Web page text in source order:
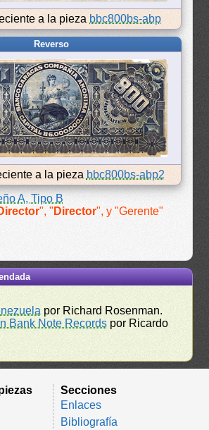
a la pieza bbc800bs-abp
Reverso
a la pieza bbc800bs-abp2
A, Tipo B
", " Director", y "Gerente"
por Richard Rosenman.
Bank Note Records por Ricardo
Secciones
Enlaces
Bibliografía